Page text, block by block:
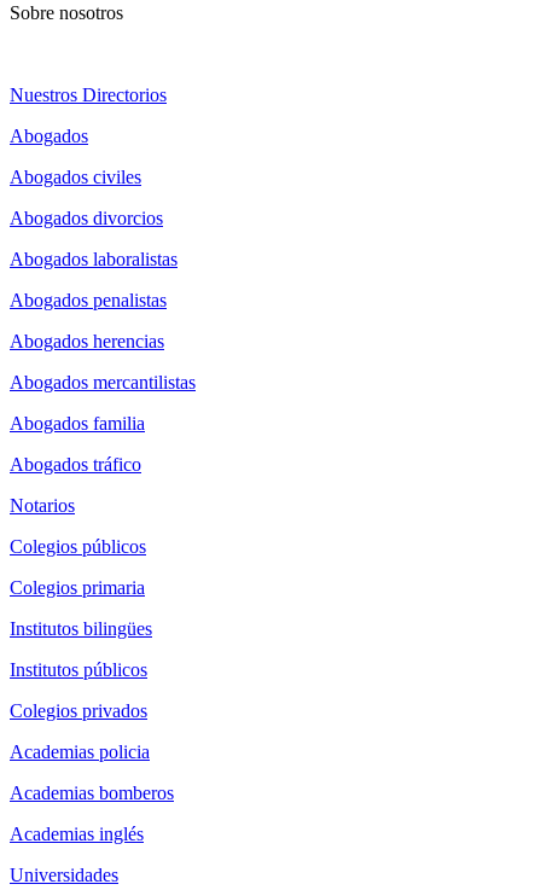
Sobre nosotros
Nuestros Directorios
Abogados
Abogados civiles
Abogados divorcios
Abogados laboralistas
Abogados penalistas
Abogados herencias
Abogados mercantilistas
Abogados familia
Abogados tráfico
Notarios
Colegios públicos
Colegios primaria
Institutos bilingües
Institutos públicos
Colegios privados
Academias policia
Academias bomberos
Academias inglés
Universidades